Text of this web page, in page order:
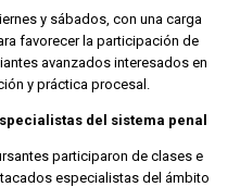
y sábados, con una carga
favorecer la participación de
avanzados interesados en
y práctica procesal.
del sistema penal
participaron de clases e
especialistas del ámbito